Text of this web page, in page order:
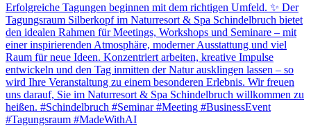
Erfolgreiche Tagungen beginnen mit dem richtigen Umfeld. ✨ Der
Tagungsraum Silberkopf im Naturresort & Spa Schindelbruch bietet
den idealen Rahmen für Meetings, Workshops und Seminare – mit
einer inspirierenden Atmosphäre, moderner Ausstattung und viel
Raum für neue Ideen. Konzentriert arbeiten, kreative Impulse
entwickeln und den Tag inmitten der Natur ausklingen lassen – so
wird Ihre Veranstaltung zu einem besonderen Erlebnis. Wir freuen
uns darauf, Sie im Naturresort & Spa Schindelbruch willkommen zu
heißen. #Schindelbruch #Seminar #Meeting #BusinessEvent
#Tagungsraum #MadeWithAI